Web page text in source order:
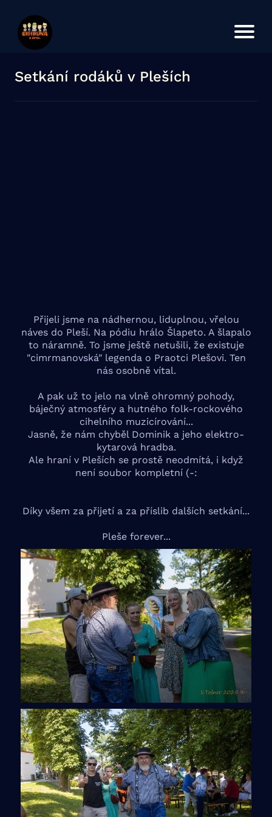
Setkání rodáků v Pleších
Přijeli jsme na nádhernou, liduplnou, vřelou
náves do Pleší. Na pódiu hrálo Šlapeto. A šlapalo
to náramně. To jsme ještě netušili, že existuje
"cimrmanovská" legenda o Praotci Plešovi. Ten
nás osobně vítal.
A pak už to jelo na vlně ohromný pohody,
báječný atmosféry a hutného folk-rockového
cihelního muzicírování...
Jasně, že nám chyběl Dominik a jeho elektro-
kytarová hradba.
Ale hraní v Pleších se prostě neodmítá, i když
není soubor kompletní (-:
Díky všem za přijetí a za příslib dalších setkání...
Pleše forever...